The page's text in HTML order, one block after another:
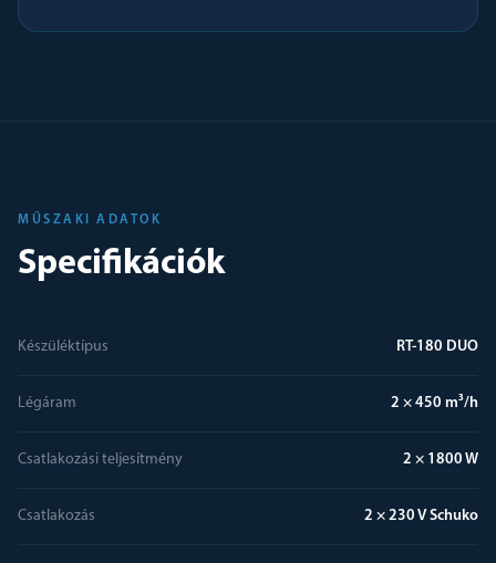
MŰSZAKI ADATOK
Specifikációk
Készüléktípus RT-180 DUO
Légáram 2 × 450 m³/h
Csatlakozási teljesítmény 2 × 1800 W
Csatlakozás 2 × 230 V Schuko